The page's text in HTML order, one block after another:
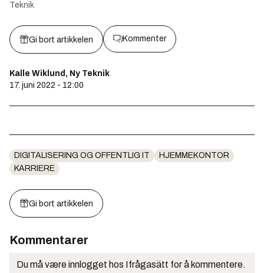
Teknik
Gi bort artikkelen Kommenter
Kalle Wiklund, Ny Teknik
17. juni 2022 - 12:00
DIGITALISERING OG OFFENTLIG IT
HJEMMEKONTOR
KARRIERE
Gi bort artikkelen
Kommentarer
Du må være innlogget hos Ifrågasätt for å kommentere.